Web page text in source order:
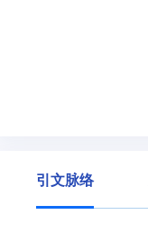
引文脉络